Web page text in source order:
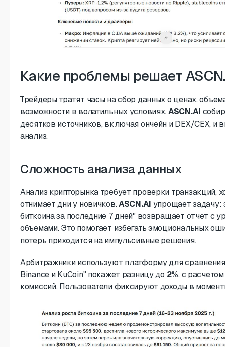
Какие проблемы решает
Трейдеры тратят часы на сбор данных о ценах,
возможности в волатильных условиях.ASCN.AI
десятков источников, включая ончейн и DEX/CEX, и
анализ.
Сложность анализа данных
Анализ крипторынка требует проверки транзакций,
отнимает дни у новичков.ASCN.AI упрощает задачу:
биткоина за последние 7 дней" возвращает отчет с
объемами. Это помогает избегать эмоциональных
потерь приходится на импульсивные решения.
Арбитражники используют платформу для
Binance и KuCoin" покажет разницу до 2%, с
комиссий. Пользователи фиксируют доходы в